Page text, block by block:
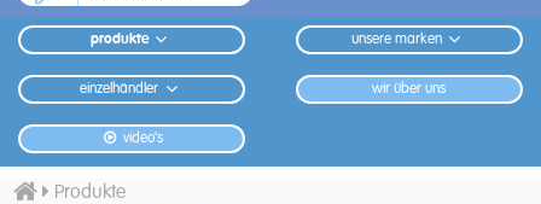
produkte unsere marken
einzelhändler wir über uns
video's
Produkte